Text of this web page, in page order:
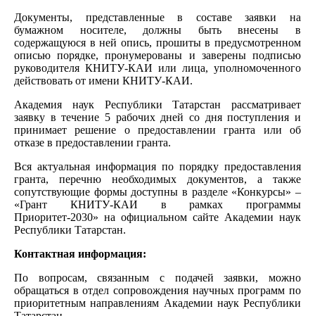
Документы, представленные в составе заявки на
бумажном носителе, должны быть внесены в
содержащуюся в ней опись, прошиты в предусмотренном
описью порядке, пронумерованы и заверены подписью
руководителя КНИТУ-КАИ или лица, уполномоченного
действовать от имени КНИТУ-КАИ.
Академия наук Республики Татарстан рассматривает
заявку в течение 5 рабочих дней со дня поступления и
принимает решение о предоставлении гранта или об
отказе в предоставлении гранта.
Вся актуальная информация по порядку предоставления
гранта, перечню необходимых документов, а также
сопутствующие формы доступны в разделе «Конкурсы» –
«Грант КНИТУ-КАИ в рамках программы
Приоритет-2030» на официальном сайте Академии наук
Республики Татарстан.
Контактная информация:
По вопросам, связанным с подачей заявки, можно
обращаться в отдел сопровождения научных программ по
приоритетным направлениям Академии наук Республики